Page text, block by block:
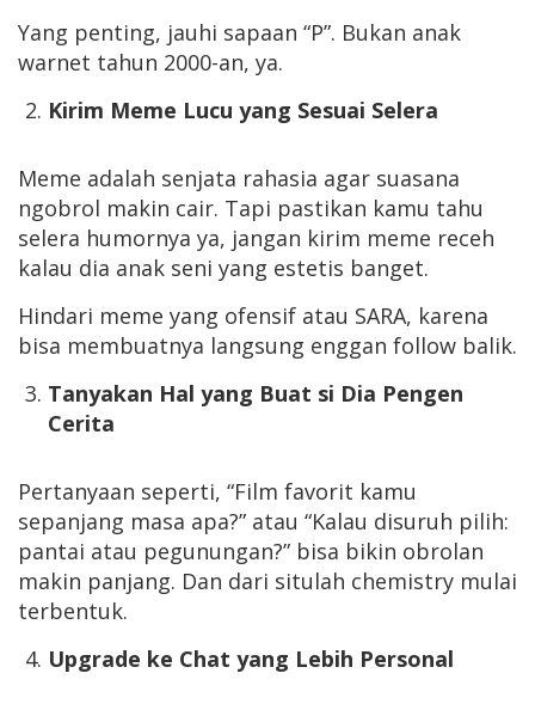
Yang penting, jauhi sapaan “P”. Bukan anak
warnet tahun 2000-an, ya.
Kirim Meme Lucu yang Sesuai Selera
Meme adalah senjata rahasia agar suasana
ngobrol makin cair. Tapi pastikan kamu tahu
selera humornya ya, jangan kirim meme receh
kalau dia anak seni yang estetis banget.
Hindari meme yang ofensif atau SARA, karena
bisa membuatnya langsung enggan follow balik.
Tanyakan Hal yang Buat si Dia Pengen
Cerita
Pertanyaan seperti, “Film favorit kamu
sepanjang masa apa?” atau “Kalau disuruh pilih:
pantai atau pegunungan?” bisa bikin obrolan
makin panjang. Dan dari situlah chemistry mulai
terbentuk.
Upgrade ke Chat yang Lebih Personal